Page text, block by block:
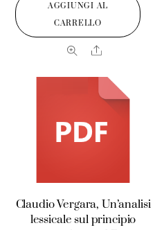
AGGIUNGI AL
CARRELLO
Share
Claudio Vergara, Un’analisi
lessicale sul principio